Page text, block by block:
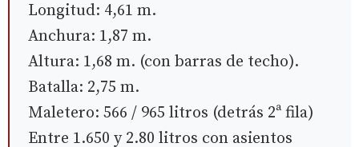
Longitud: 4,61 m.
Anchura: 1,87 m.
Altura: 1,68 m. (con barras de techo).
Batalla: 2,75 m.
Maletero: 566 / 965 litros (detrás 2ª fila)
Entre 1.650 y 2.80 litros con asientos